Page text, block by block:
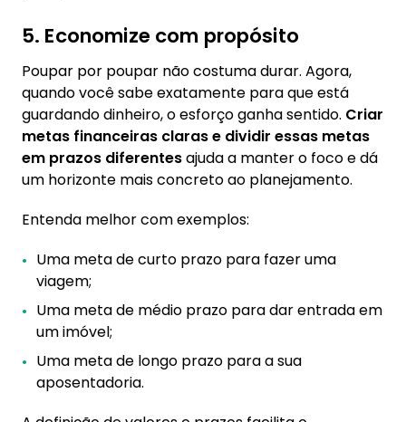
5. Economize com propósito
Poupar por poupar não costuma durar. Agora,
quando você sabe exatamente para que está
guardando dinheiro, o esforço ganha sentido. Criar
metas financeiras claras e dividir essas metas
em prazos diferentesajuda a manter o foco e dá
um horizonte mais concreto ao planejamento.
Entenda melhor com exemplos:
Uma meta de curto prazo para fazer uma
viagem;
Uma meta de médio prazo para dar entrada em
um imóvel;
Uma meta de longo prazo para a sua
aposentadoria.